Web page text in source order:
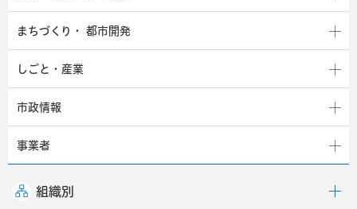
まちづくり・ 都市開発
しごと・産業
市政情報
事業者
組織別